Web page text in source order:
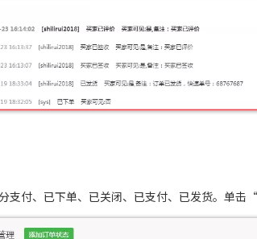
支付、已下单、已关闭、已支付、已发货。单